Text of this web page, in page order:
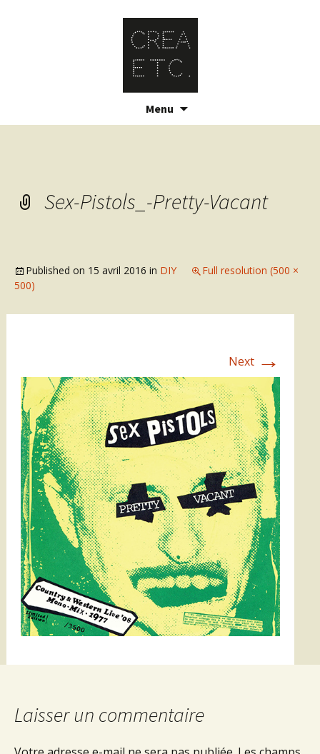
Menu
Sex-Pistols_-Pretty-Vacant
Published on 15 avril 2016 in DIY
Full resolution (500 ×
500)
Next →
Laisser un commentaire